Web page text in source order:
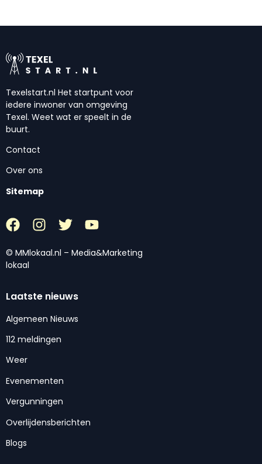
Texelstart.nl Het startpunt voor
iedere inwoner van omgeving
Texel. Weet wat er speelt in de
buurt.
Contact
Over ons
Sitemap
© MMlokaal.nl – Media&Marketing
lokaal
Laatste nieuws
Algemeen Nieuws
112 meldingen
Weer
Evenementen
Vergunningen
Overlijdensberichten
Blogs